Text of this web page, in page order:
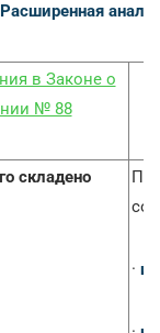
Расширенная
в Законе о
№ 88
складено
По
·